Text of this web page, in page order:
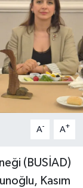
A- A+
(BUSİAD)
Kasım